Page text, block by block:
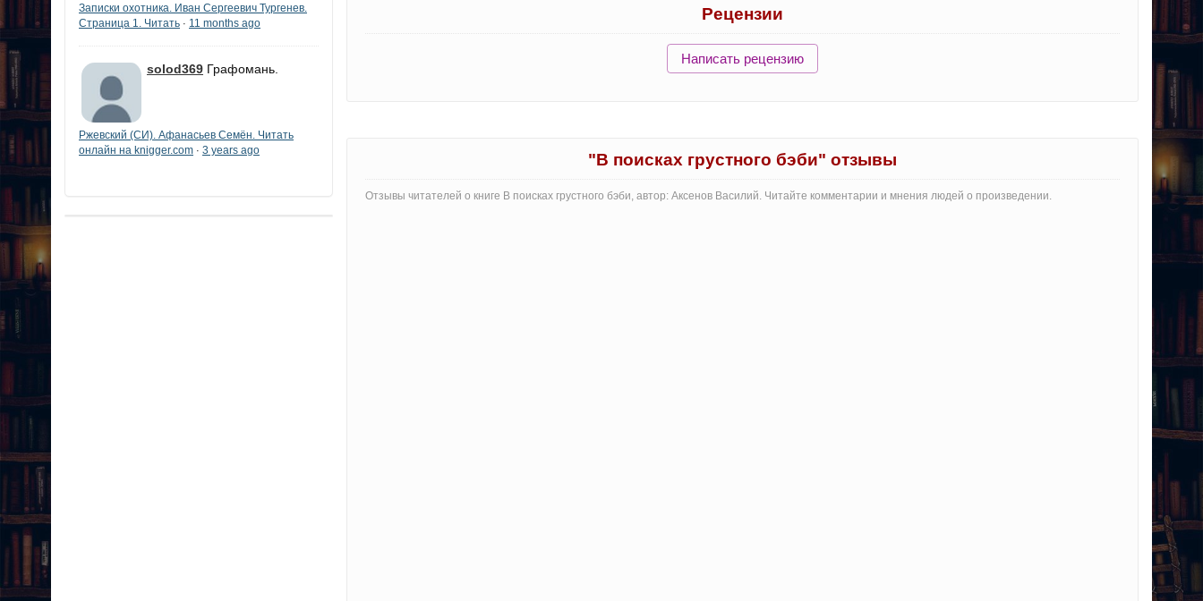
Записки охотника. Иван Сергеевич Тургенев.
Страница 1. Читать · 11 months ago
solod369 Графомань.
Ржевский (СИ). Афанасьев Семён. Читать
онлайн на knigger.com · 3 years ago
Рецензии
Написать рецензию
"В поисках грустного бэби" отзывы
Отзывы читателей о книге В поисках грустного бэби, автор: Аксенов Василий. Читайте комментарии и мнения людей о произведении.